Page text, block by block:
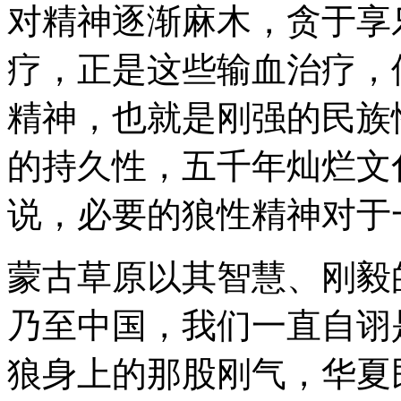
对精神逐渐麻木，贪于
疗，正是这些输血治疗
精神，也就是刚强的民
的持久性，五千年灿烂
说，必要的狼性精神对
蒙古草原以其智慧、刚
乃至中国，我们一直自
狼身上的那股刚气，华